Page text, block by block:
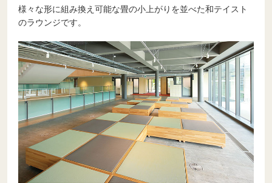
様々な形に組み換え可能な畳の小上がりを並べた和テイスト
のラウンジです。